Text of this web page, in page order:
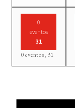
0
eventos
31
0 eventos, 31